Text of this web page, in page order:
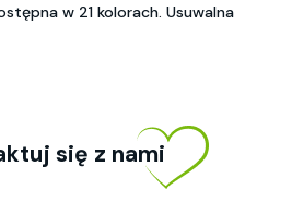
w 21 kolorach. Usuwalna
się z nami